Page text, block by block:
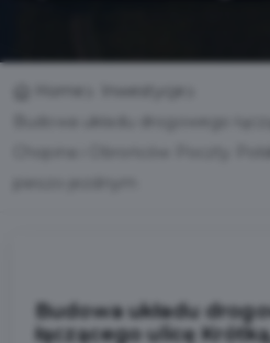
Budowa układu
łączącego ulicę